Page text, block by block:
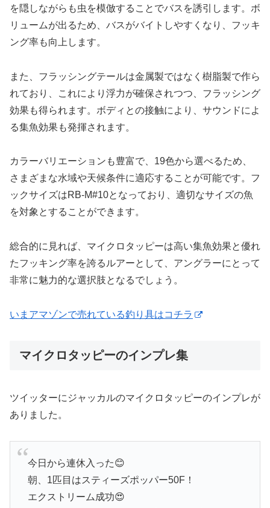
を隠しながらも虫を模倣することでバスを誘引します。ボ
リュームが出るため、バスがバイトしやすくなり、フッキ
ング率も向上します。
また、フラッシングテールは金属製ではなく樹脂製で作ら
れており、これにより浮力が確保されつつ、フラッシング
効果も得られます。ボディとの接触により、サウンドによ
る集魚効果も発揮されます。
カラーバリエーションも豊富で、19色から選べるため、
さまざまな水域や天候条件に適応することが可能です。フ
ックサイズはRB-M#10となっており、適切なサイズの魚
を対象とすることができます。
総合的に見れば、マイクロタッピーは高い集魚効果と優れ
たフッキング率を誇るルアーとして、アングラーにとって
非常に魅力的な選択肢となるでしょう。
いまアマゾンで売れている釣り具はコチラ
マイクロタッピーのインプレ集
ツイッターにジャッカルのマイクロタッピーのインプレが
ありました。
今日から連休入った😊
朝、1匹目はスティーズポッパー50F！
エクストリーム成功😍